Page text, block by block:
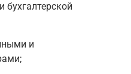
бухгалтерской
и